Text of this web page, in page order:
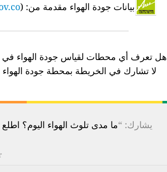
بيانات جودة الهواء مقدمة من: )
هل تعرف أي محطات لقياس جودة الهواء
لا تشارك في الخريطة بمحطة جودة
يشارك: “ما مدى تلوث الهواء اليوم؟ اطلع